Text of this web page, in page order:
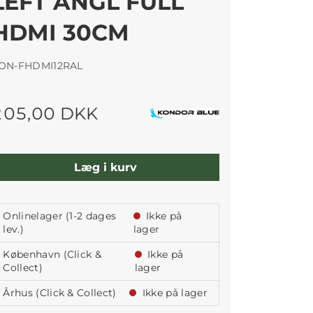
30CM
FHDMI12RAL
DKK
Læg i kurv
Onlinelager (1-2 dages
lev.)
Ikke på
lager
København (Click &
Collect)
Ikke på
lager
Århus (Click & Collect)
Ikke på lager